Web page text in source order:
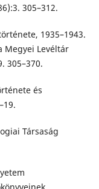
305–312.
1935–1943.
Megyei Levéltár
305–370.
és
Társaság